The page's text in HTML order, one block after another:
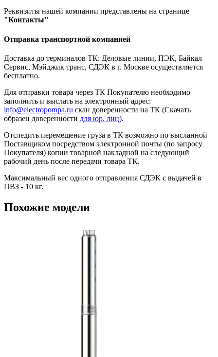
Реквизиты нашей компании представлены на странице
"Контакты"
Отправка транспортной компанией
Доставка до терминалов ТК: Деловые линии, ПЭК, Байкал
Сервис, Мэйджик транс, СДЭК в г. Москве осуществляется
бесплатно.
Для отправки товара через ТК Покупателю необходимо
заполнить и выслать на электронный адрес:
info@electropompa.ru скан доверенности на ТК (Скачать
образец доверенности для юр. лиц).
Отследить перемещение груза в ТК возможно по высланной
Поставщиком посредством электронной почты (по запросу
Покупателя) копии товарной накладной на следующий
рабочий день после передачи товара ТК.
Максимальный вес одного отправления СДЭК с выдачей в
ПВЗ - 10 кг.
Похожие модели